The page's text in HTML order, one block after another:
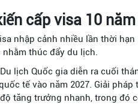
cấp visa 10
nhập cảnh nhiều lần thời
nhằm thúc đẩy du lịch.
lịch Quốc gia diễn ra cuối
tế vào năm 2027. Giải
tăng trưởng nhanh, trong đó